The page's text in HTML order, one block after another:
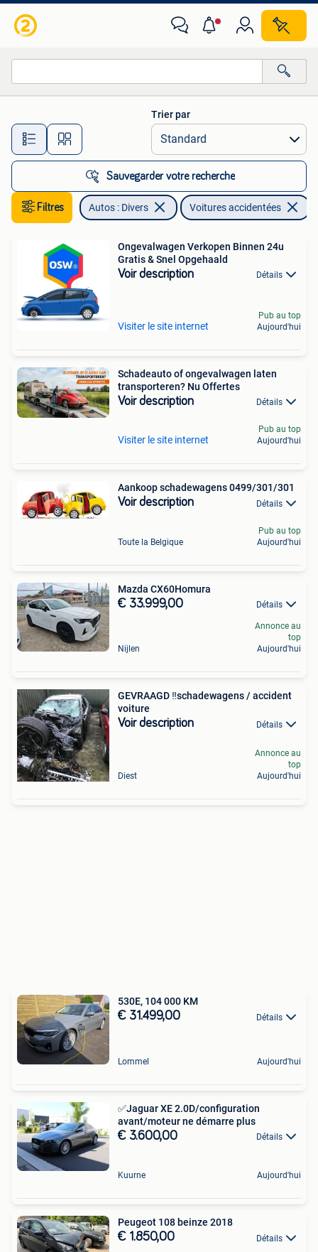
Toutes les distances…
Trier par
Sauvegarder votre recherche
Filtres Autos : Divers Voitures accidentées
Ongevalwagen Verkopen Binnen 24u
Gratis & Snel Opgehaald
Voir description Détails
Visiter le site internet
Pub au top
Aujourd'hui
Schadeauto of ongevalwagen laten
transporteren? Nu Offertes
Voir description Détails
Visiter le site internet
Pub au top
Aujourd'hui
Aankoop schadewagens 0499/301/301
Voir description Détails
Toute la Belgique
Pub au top
Aujourd'hui
Mazda CX60Homura
€ 33.999,00 Détails
Nijlen
Annonce au
top
Aujourd'hui
GEVRAAGD ‼️schadewagens / accident
voiture
Voir description Détails
Diest
Annonce au
top
Aujourd'hui
530E, 104 000 KM
€ 31.499,00 Détails
Lommel Aujourd'hui
✅Jaguar XE 2.0D/configuration
avant/moteur ne démarre plus
€ 3.600,00 Détails
Kuurne Aujourd'hui
Peugeot 108 beinze 2018
€ 1.850,00 Détails